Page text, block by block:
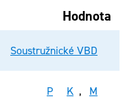
Hodnota
Soustružnické VBD
P K , M